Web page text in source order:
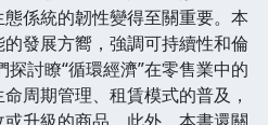
係統的韌性變得至關重要。本
發展方嚮，強調可持續性和倫
討瞭“循環經濟”在零售業中的
周期管理、租賃模式的普及，